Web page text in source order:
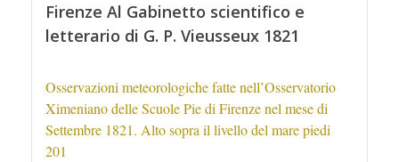
Firenze Al Gabinetto scientifico e
letterario di G. P. Vieusseux 1821
Osservazioni meteorologiche fatte nell’Osservatorio
Ximeniano delle Scuole Pie di Firenze nel mese di
Settembre 1821. Alto sopra il livello del mare piedi
201